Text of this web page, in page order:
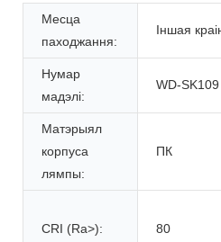
Месца
паходжання:
Іншая
Нумар
мадэлі:
WD-SK109
Матэрыял
корпуса
лямпы:
ПК
CRI (Ra>): 80